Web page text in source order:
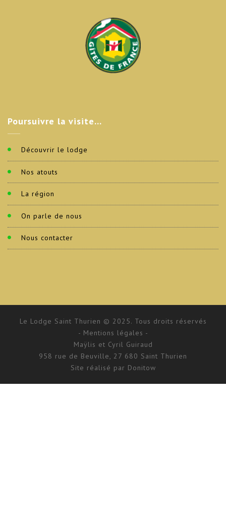
Poursuivre la visite…
Découvrir le lodge
Nos atouts
La région
On parle de nous
Nous contacter
Le Lodge Saint Thurien © 2025. Tous droits réservés
- Mentions légales -
Maÿlis et Cyril Guiraud
958 rue de Beuville, 27 680 Saint Thurien
Site réalisé par Donitow